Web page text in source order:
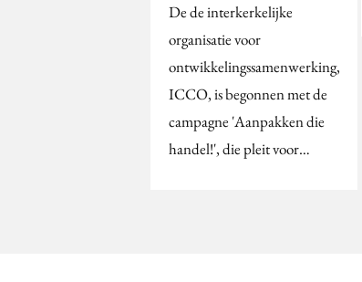
De de interkerkelijke
organisatie voor
ontwikkelingssamenwerking,
ICCO, is begonnen met de
campagne 'Aanpakken die
handel!', die pleit voor…